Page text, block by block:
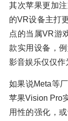
其次苹果更加
的VR设备主打
点的当属VR游
款实用设备，
影音娱乐仅仅作
如果说Meta等
苹果Vision Pro
用性的强化，